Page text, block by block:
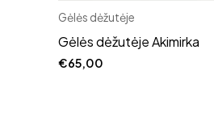
Gėlės dėžutėje
Gėlės dėžutėje Akimirka
€65,00